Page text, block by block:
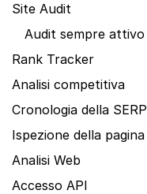
Site Audit
Audit sempre attivo
Rank Tracker
Analisi competitiva
Cronologia della SERP
Ispezione della pagina
Analisi Web
Accesso API